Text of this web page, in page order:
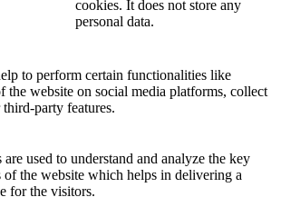
cookies. It does not store any
personal data.
to perform certain functionalities like
the website on social media platforms, collect
party features.
used to understand and analyze the key
of the website which helps in delivering a
for the visitors.